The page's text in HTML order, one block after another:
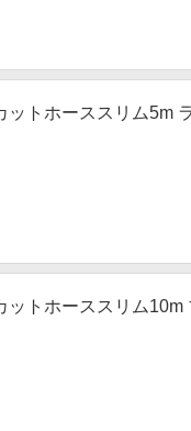
トホーススリム5m
トホーススリム10m